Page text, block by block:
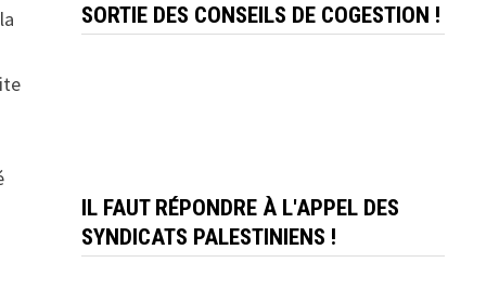
SORTIE DES CONSEILS DE COGESTION !
IL FAUT RÉPONDRE À L'APPEL DES
SYNDICATS PALESTINIENS !